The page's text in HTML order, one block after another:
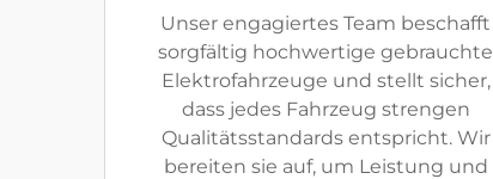
Unser engagiertes Team beschafft
sorgfältig hochwertige gebrauchte
Elektrofahrzeuge und stellt sicher,
dass jedes Fahrzeug strengen
Qualitätsstandards entspricht. Wir
bereiten sie auf, um Leistung und